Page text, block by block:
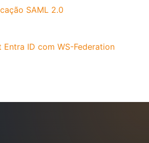
SAML 2.0
ID com WS-Federation